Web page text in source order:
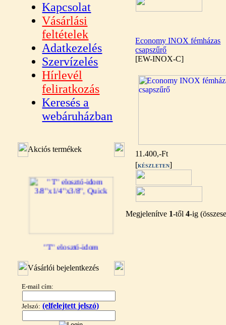
Kapcsolat
Vásárlási
feltételek
Adatkezelés
Szervízelés
Hírlevél
feliratkozás
Keresés a
webáruházban
Akciós termékek
"T" elosztó-idom
360,-Ft
---------
Vásárlói bejelentkezés
E-mail cím:
Jelszó: (elfelejtett jelszó)
Economy INOX fémházas
csapszűrő
[EW-INOX-C]
11.400,-Ft
[KÉSZLETEN]
Megjelenítve 1-től4-ig